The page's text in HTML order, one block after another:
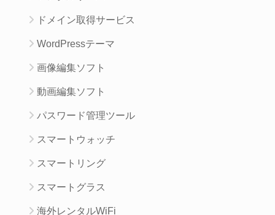
ドメイン取得サービス
WordPressテーマ
画像編集ソフト
動画編集ソフト
パスワード管理ツール
スマートウォッチ
スマートリング
スマートグラス
海外レンタルWiFi